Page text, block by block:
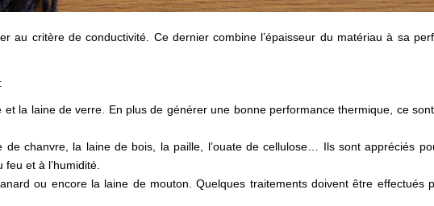
au critère de conductivité. Ce dernier combine l’épaisseur du matériau à sa
la laine de verre. En plus de générer une bonne performance thermique, ce
chanvre, la laine de bois, la paille, l’ouate de cellulose… Ils sont appréciés
et à l’humidité.
ou encore la laine de mouton. Quelques traitements doivent être effectués